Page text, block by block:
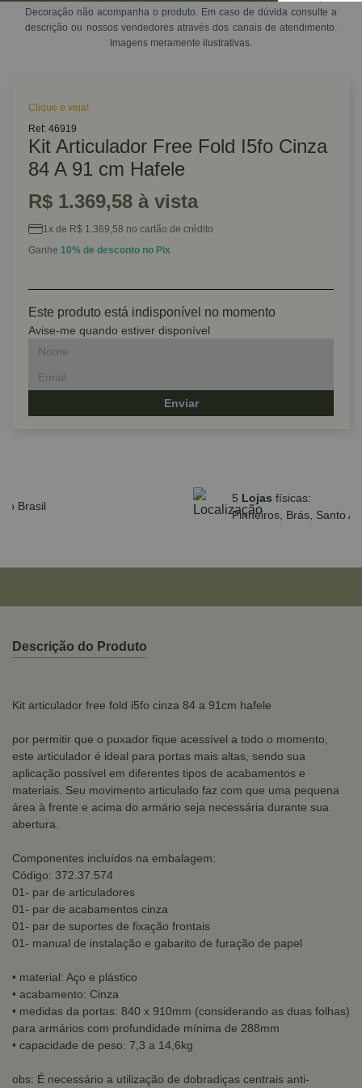
Decoração não acompanha o produto. Em caso de dúvida consulte a
descrição ou nossos vendedores através dos canais de atendimento.
Imagens meramente ilustrativas.
Clique e veja!
Ref: 46919
Kit Articulador Free Fold I5fo Cinza
84 A 91 cm Hafele
R$ 1.369,58 à vista
1x de R$ 1.369,58 no cartão de crédito
Ganhe 10% de desconto no Pix
Este produto está indisponível no momento
Avise-me quando estiver disponível
Enviar
acima de R$590,00
ZEN
Descrição do Produto
Kit articulador free fold i5fo cinza 84 a 91cm hafele
por permitir que o puxador fique acessível a todo o momento,
este articulador é ideal para portas mais altas, sendo sua
aplicação possível em diferentes tipos de acabamentos e
materiais. Seu movimento articulado faz com que uma pequena
área à frente e acima do armário seja necessária durante sua
abertura.
Componentes incluídos na embalagem:
Código: 372.37.574
01- par de articuladores
01- par de acabamentos cinza
01- par de suportes de fixação frontais
01- manual de instalação e gabarito de furação de papel
• material: Aço e plástico
• acabamento: Cinza
• medidas da portas: 840 x 910mm (considerando as duas folhas)
para armários com profundidade mínima de 288mm
• capacidade de peso: 7,3 a 14,6kg
obs: É necessário a utilização de dobradiças centrais anti-